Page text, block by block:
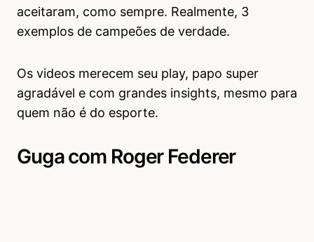
aceitaram, como sempre. Realmente, 3
exemplos de campeões de verdade.
Os videos merecem seu play, papo super
agradável e com grandes insights, mesmo para
quem não é do esporte.
Guga com Roger Federer